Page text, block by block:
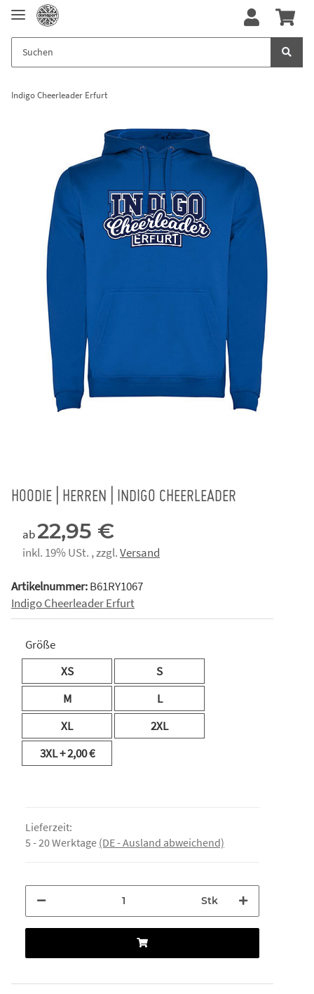
Indigo Cheerleader Erfurt
HOODIE | HERREN | INDIGO CHEERLEADER
ab22,95 €
inkl. 19% USt. , zzgl.Versand
Artikelnummer:B61RY1067
Indigo Cheerleader Erfurt
Größe
XS
S
M
L
XL
2XL
3XL+ 2,00 €
Lieferzeit:
5 - 20 Werktage (DE - Ausland abweichend)
Stk